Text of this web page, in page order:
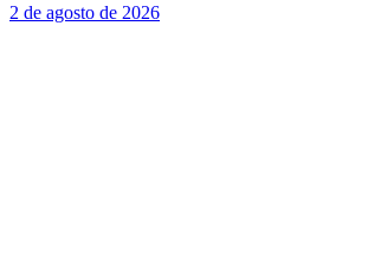
2 de agosto de 2026